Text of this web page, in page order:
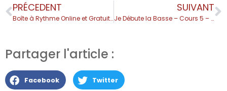
PRÉCEDENT
Boîte à Rythme Online et Gratuite
SUIVANT
Je Débute la Basse – Cours 5 – Les Notes sur le Manche
Partager l'article :
Facebook Twitter